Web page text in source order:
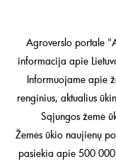
Agroverslo portale
informacija apie
Informuojame apie
renginius, aktualius
Sąjungos žemė
Žemės ūkio naujienų
pasiekia apie 500